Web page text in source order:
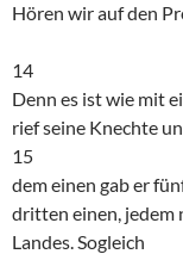
Hören wir auf den
14
Denn es ist wie mit
rief seine Knechte
15
dem einen gab er
dritten einen, jedem
Landes. Sogleich